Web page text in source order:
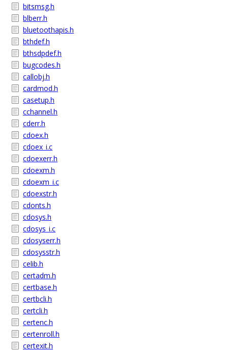
bitsmsg.h
blberr.h
bluetoothapis.h
bthdef.h
bthsdpdef.h
bugcodes.h
callobj.h
cardmod.h
casetup.h
cchannel.h
cderr.h
cdoex.h
cdoex_i.c
cdoexerr.h
cdoexm.h
cdoexm_i.c
cdoexstr.h
cdonts.h
cdosys.h
cdosys_i.c
cdosyserr.h
cdosysstr.h
celib.h
certadm.h
certbase.h
certbcli.h
certcli.h
certenc.h
certenroll.h
certexit.h